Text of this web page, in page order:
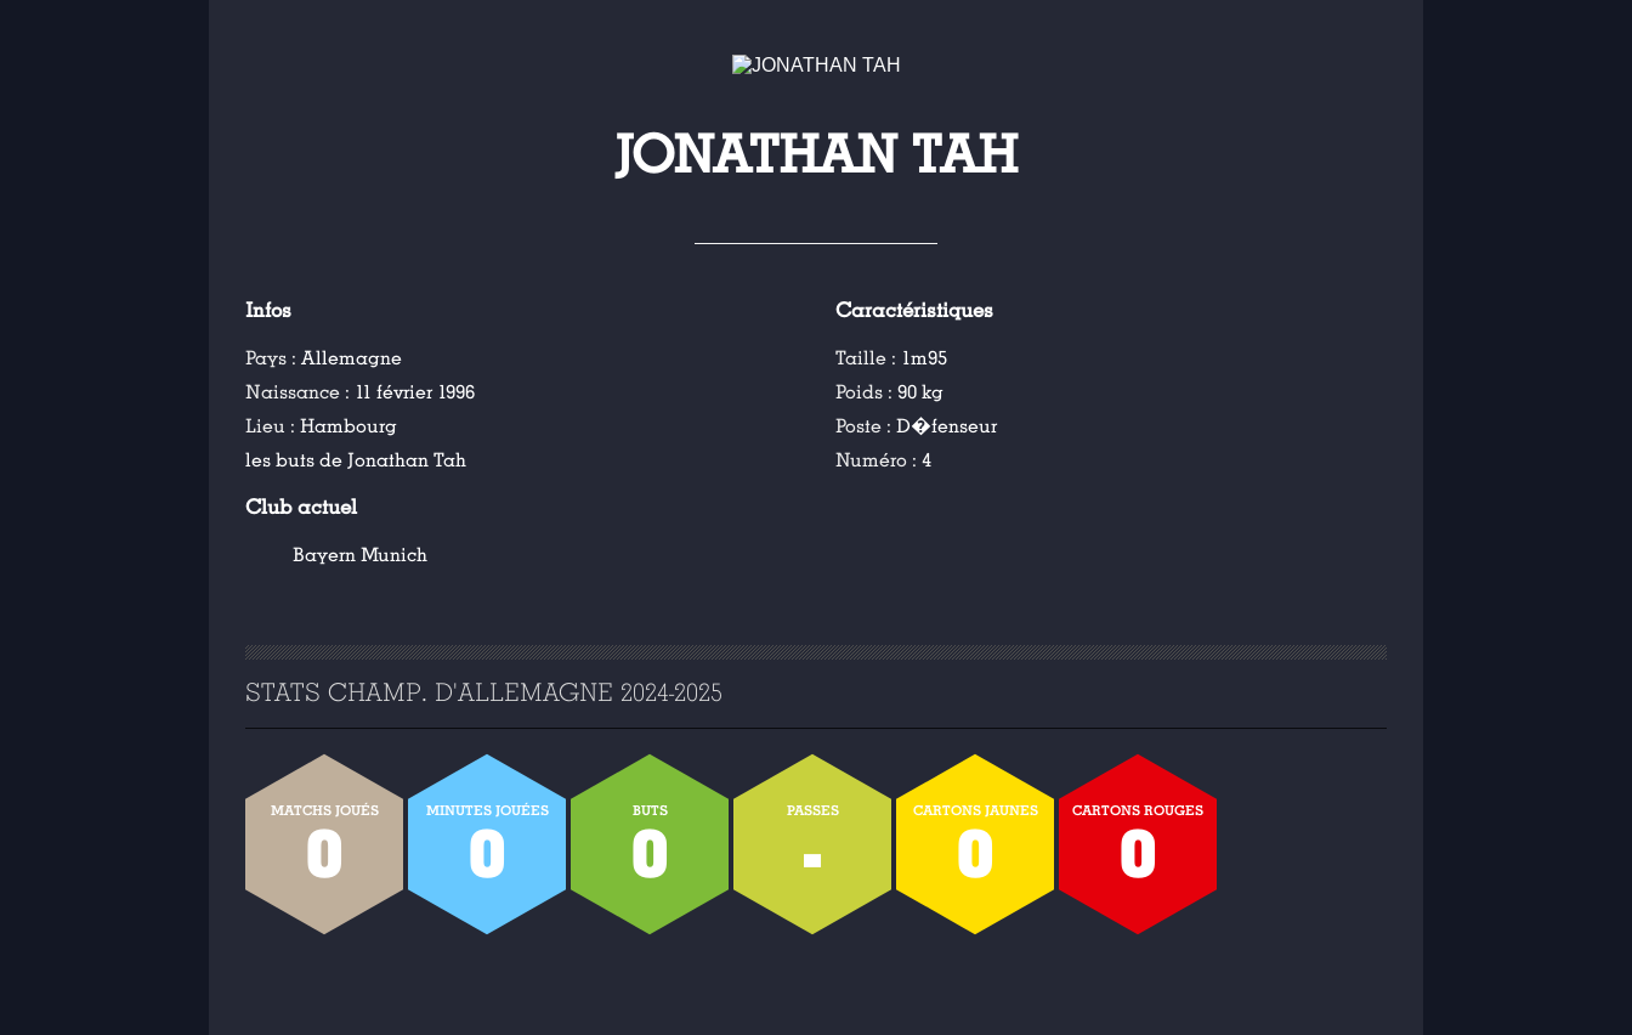
JONATHAN TAH
Infos
Pays : Allemagne
Naissance : 11 février 1996
Lieu : Hambourg
les buts de Jonathan Tah
Caractéristiques
Taille : 1m95
Poids :90 kg
Poste :D�fenseur
Numéro :4
Club actuel
Bayern Munich
STATS CHAMP. D'ALLEMAGNE 2024-2025
MATCHS JOUÉS
0
MINUTES JOUÉES
0
BUTS
0
PASSES
-
CARTONS JAUNES
0
CARTONS ROUGES
0